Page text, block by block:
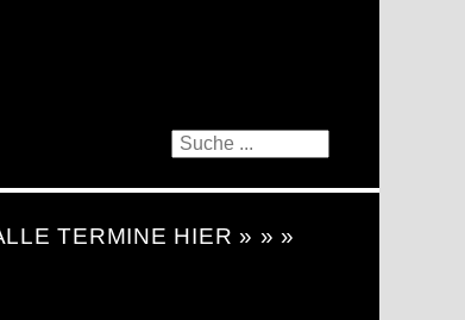
TERMINE HIER » » »